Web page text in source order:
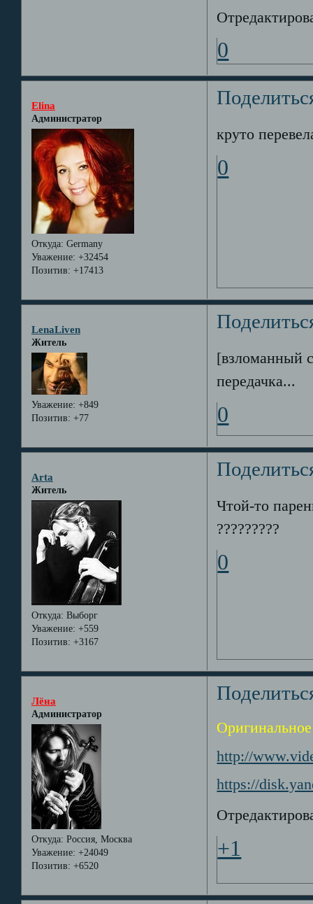
0
Elina
Администратор
Откуда: Germany
Уважение: +32454
Позитив: +17413
круто
0
LenaLiven
Житель
Уважение: +849
Позитив: +77
[взломанный
передачка...
0
Arta
Житель
Откуда: Выборг
Уважение: +559
Позитив: +3167
Чтой-то
?????????
0
Лёна
Администратор
Откуда: Россия, Москва
Уважение: +24049
Позитив: +6520
http://
https://
+1